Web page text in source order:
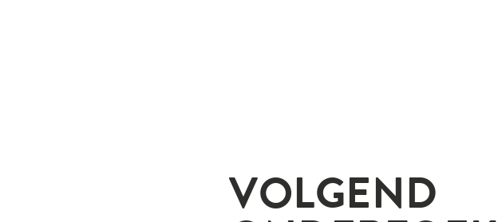
VOLGEND